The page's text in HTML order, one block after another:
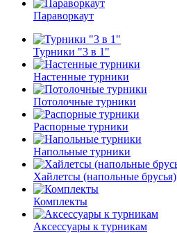
Параворкаут
Турники "3 в 1"
Настенные турники
Потолочные турники
Распорные турники
Напольные турники
Хайлетсы (напольные брусья)
Комплекты
Аксессуары к турникам